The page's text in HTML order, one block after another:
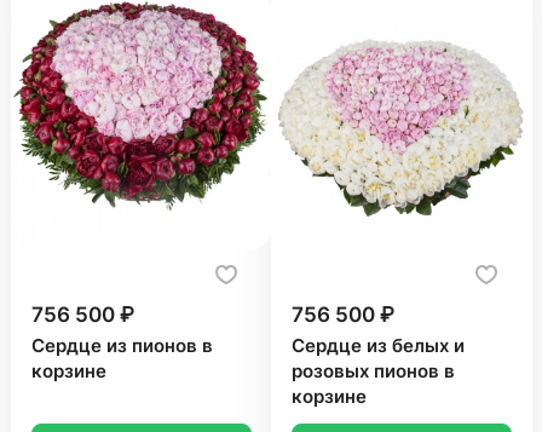
756 500 ₽
Сердце из пионов в
корзине
756 500 ₽
Сердце из белых и
розовых пионов в
корзине